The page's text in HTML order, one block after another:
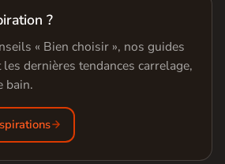
?
« Bien choisir », nos guides
dernières tendances carrelage,
bain.